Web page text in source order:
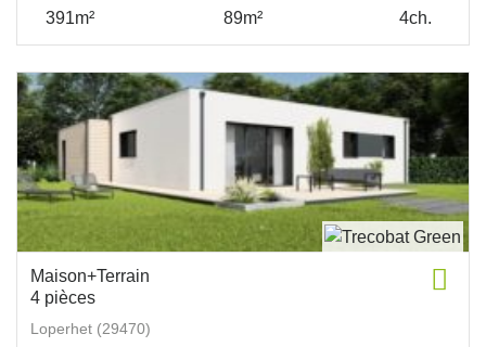
391m² 89m² 4ch.
Maison+Terrain
4 pièces
Loperhet (29470)